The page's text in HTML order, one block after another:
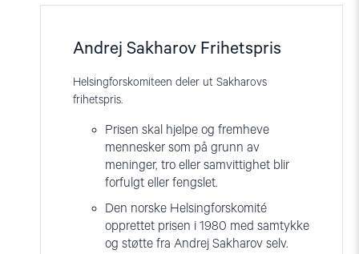
Andrej Sakharov Frihetspris
Helsingforskomiteen deler ut Sakharovs
frihetspris.
Prisen skal hjelpe og fremheve
mennesker som på grunn av
meninger, tro eller samvittighet blir
forfulgt eller fengslet.
Den norske Helsingforskomité
opprettet prisen i 1980 med samtykke
og støtte fra Andrej Sakharov selv.